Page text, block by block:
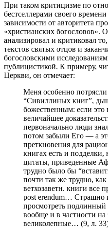
При таком критицизме по
бестселлерами своего
зависимости от авторитета
«христианских богословов».
анализировал и критиковал
текстов святых отцов и
богословскими
публицистикой. К примеру,
Церкви, он отмечает:
Меня особенно потрясли
“Сивиллиных книг”,
божественным: если это
величайшее
первоначально люди
потом забыли Его — а
преткновения для
книгах есть и
цитаты, приведенные
трудно было бы
почти так же трудно,
ветхозаветн. книги все
post erendum… Страшно
просмотреть
вообще и в частности на
великолепные… (9, л.